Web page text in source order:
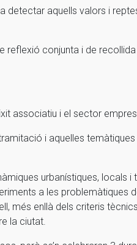
detectar aquells valors i
conjunta i de
associatiu i el sector
i aquelles
urbanístiques, locals i
a les problemàtiques
més enllà dels criteris
la ciutat.